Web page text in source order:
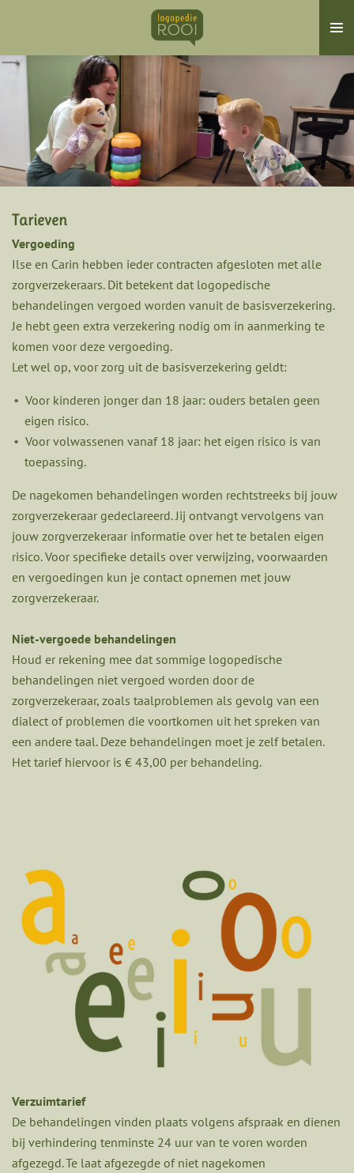
naar
hoofdinhoud
Tarieven
Vergoeding
Ilse en Carin hebben ieder contracten afgesloten met alle
zorgverzekeraars. Dit betekent dat logopedische
behandelingen vergoed worden vanuit de basisverzekering.
Je hebt geen extra verzekering nodig om in aanmerking te
komen voor deze vergoeding.
Let wel op, voor zorg uit de basisverzekering geldt:
Voor kinderen jonger dan 18 jaar: ouders betalen geen
eigen risico.
Voor volwassenen vanaf 18 jaar: het eigen risico is van
toepassing.
De nagekomen behandelingen worden rechtstreeks bij jouw
zorgverzekeraar gedeclareerd. Jij ontvangt vervolgens van
jouw zorgverzekeraar informatie over het te betalen eigen
risico. Voor specifieke details over verwijzing, voorwaarden
en vergoedingen kun je contact opnemen met jouw
zorgverzekeraar.
Niet-vergoede behandelingen
Houd er rekening mee dat sommige logopedische
behandelingen niet vergoed worden door de
zorgverzekeraar, zoals taalproblemen als gevolg van een
dialect of problemen die voortkomen uit het spreken van
een andere taal. Deze behandelingen moet je zelf betalen.
Het tarief hiervoor is € 43,00 per behandeling.
Verzuimtarief
De behandelingen vinden plaats volgens afspraak en dienen
bij verhindering tenminste 24 uur van te voren worden
afgezegd. Te laat afgezegde of niet nagekomen